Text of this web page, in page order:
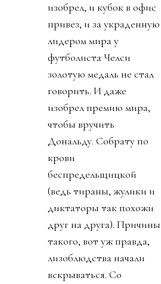
изобрел, и кубок в офис
привез, и за украденную
лидером мира у
футболиста Челси
золотую медаль не стал
говорить. И даже
изобрел премию мира,
чтобы вручить
Дональду. Собрату по
крови
беспредельщицкой
(ведь тираны, жулики и
диктаторы так похожи
друг на друга). Причины
такого, вот уж правда,
лизоблюдства начали
вскрываться. Со